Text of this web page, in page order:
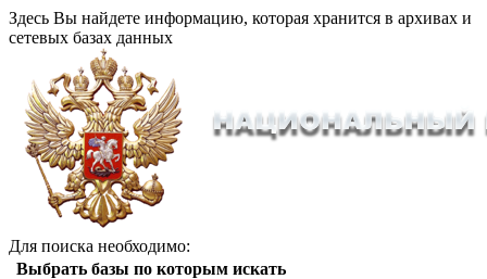
Здесь Вы найдете информацию, которая хранится в архивах и
сетевых базах данных
Для поиска необходимо:
Выбрать базы по которым искать